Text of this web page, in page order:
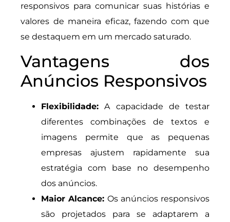
responsivos para comunicar suas histórias e
valores de maneira eficaz, fazendo com que
se destaquem em um mercado saturado.
Vantagens dos
Anúncios Responsivos
Flexibilidade: A capacidade de testar
diferentes combinações de textos e
imagens permite que as pequenas
empresas ajustem rapidamente sua
estratégia com base no desempenho
dos anúncios.
Maior Alcance: Os anúncios responsivos
são projetados para se adaptarem a